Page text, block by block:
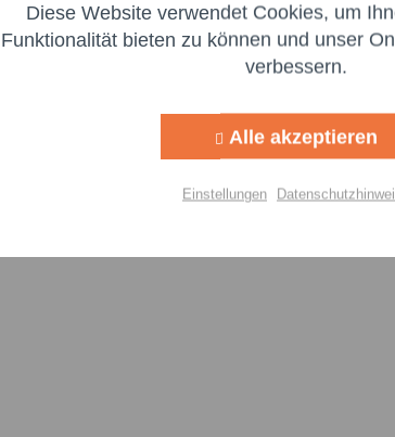
Marketing
Diese Website verwendet Cookies, um
Funktionalität bieten zu können und unser
verbessern.
Alle akzeptieren
Einstellungen